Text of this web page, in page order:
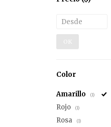
OK
Color
Amarillo (1)
Rojo (1)
Rosa (1)